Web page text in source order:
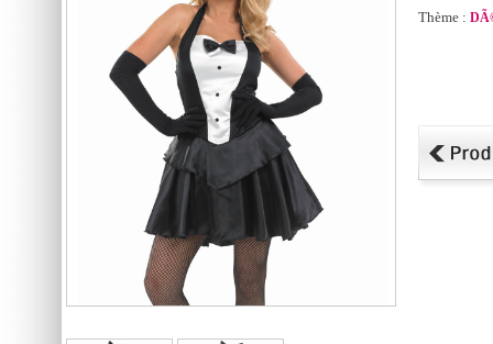
Thème :